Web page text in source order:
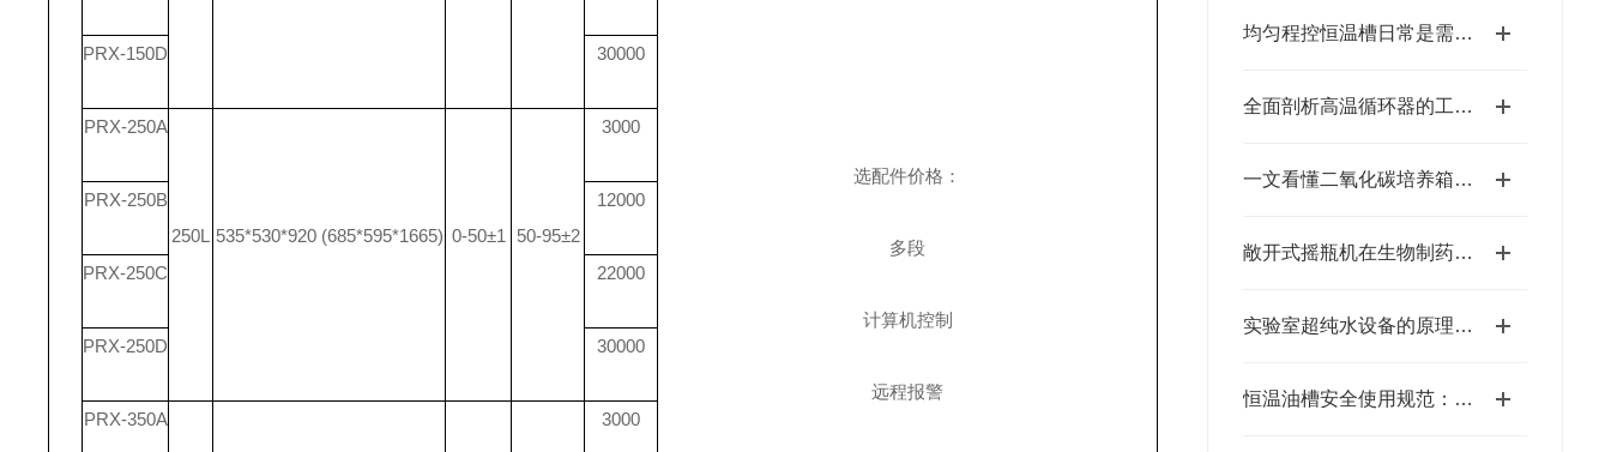
均匀程控恒温槽日常是需要做哪些“体检”
全面剖析高温循环器的工作运行机制及操作维护维修指南
一文看懂二氧化碳培养箱结构、分类及行业用途汇总
敞开式摇瓶机在生物制药公司的应用实例
实验室超纯水设备的原理及纯化过程
恒温油槽安全使用规范：防烫伤、防漏电、防油品泄漏的安全措施
选配件价格：
多段
计算机控制
远程报警
PRX-150D 30000
PRX-250A
250L 535*530*920 (685*595*1665) 0-50±1 50-95±2
3000
PRX-250B 12000
PRX-250C 22000
PRX-250D 30000
PRX-350A 3000